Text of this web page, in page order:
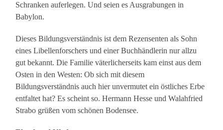
Schranken auferlegen. Und seien es Ausgrabungen in
Babylon.
Dieses Bildungsverständnis ist dem Rezensenten als Sohn
eines Libellenforschers und einer Buchhändlerin nur allzu
gut bekannt. Die Familie väterlicherseits kam einst aus dem
Osten in den Westen: Ob sich mit diesem
Bildungsverständnis auch hier unvermutet ein östliches Erbe
entfaltet hat? Es scheint so. Hermann Hesse und Walahfried
Strabo grüßen vom schönen Bodensee.